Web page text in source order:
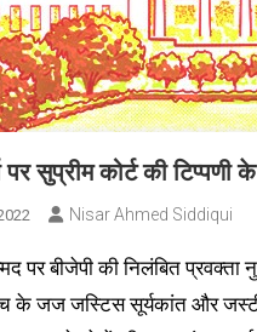
पर सुप्रीम कोर्ट की
Nisar Ahmed Siddiqui
पर बीजेपी की निलंबित
के जज जस्टिस सूर्यकांत और